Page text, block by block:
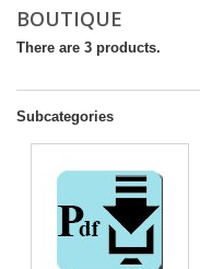
BOUTIQUE
There are 3 products.
Subcategories